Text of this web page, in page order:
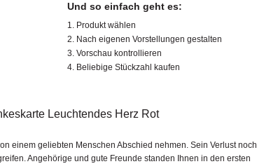
Und so einfach geht es:
Produkt wählen
Nach eigenen Vorstellungen gestalten
Vorschau kontrollieren
Beliebige Stückzahl kaufen
Leuchtendes Herz Rot
einem geliebten Menschen Abschied nehmen. Sein Verlust noch
Angehörige und gute Freunde standen Ihnen in den ersten